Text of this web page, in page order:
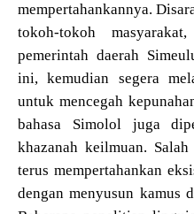
mempertahankannya.
tokoh-tokoh
pemerintah daerah
ini, kemudian segera
untuk mencegah
bahasa Simolol juga
khazanah keilmuan.
terus mempertahankan
dengan menyusun kamus